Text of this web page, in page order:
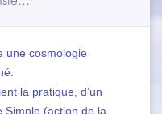
une cosmologie
la pratique, d’un
Simple (action de la